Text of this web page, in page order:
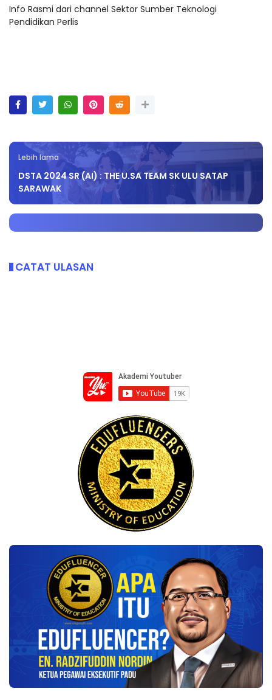
Info Rasmi dari channel Sektor Sumber Teknologi
Pendidikan Perlis
Lebih lama
DSTA 2024 SR (AI) : THE U.SA TEAM SK ULU SATAP
SARAWAK
CATAT ULASAN